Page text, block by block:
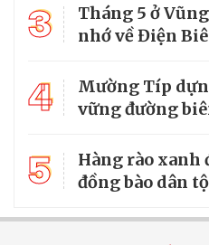
3
Tháng 5 ở
nhớ về Điện
4
Mường Típ
vững đường
5
Hàng rào xanh
đồng bào dân